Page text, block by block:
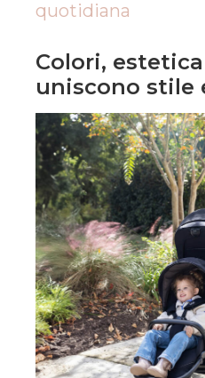
quotidiana
Colori,
uniscono stile